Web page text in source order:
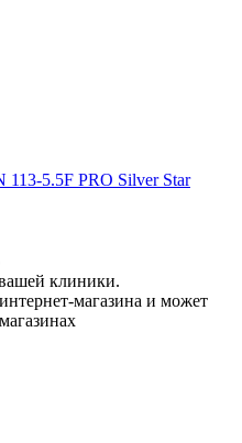
клиники.
магазина и может